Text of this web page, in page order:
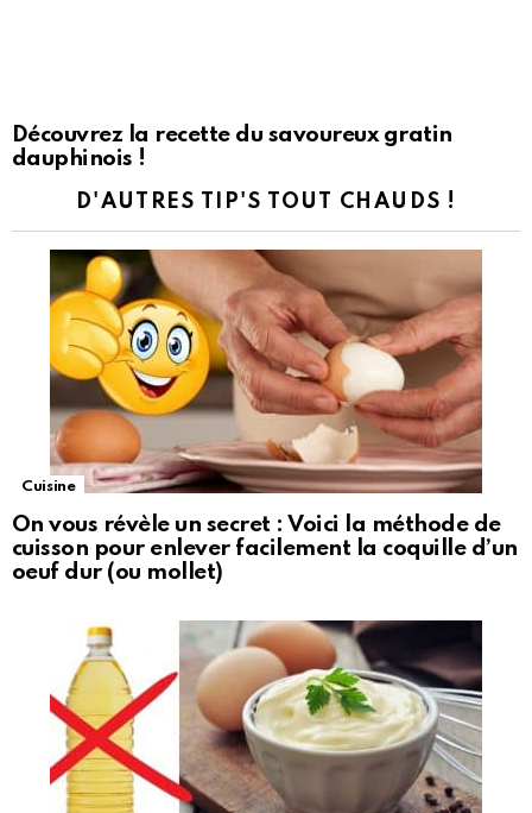
Découvrez la recette du savoureux gratin
dauphinois !
D'AUTRES TIP'S TOUT CHAUDS !
Cuisine
On vous révèle un secret : Voici la méthode de
cuisson pour enlever facilement la coquille d’un
oeuf dur (ou mollet)